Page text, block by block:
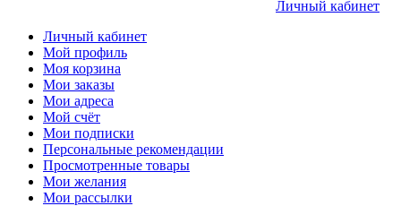
Личный кабинет
Личный кабинет
Мой профиль
Моя корзина
Мои заказы
Мои адреса
Мой счёт
Мои подписки
Персональные рекомендации
Просмотренные товары
Мои желания
Мои рассылки